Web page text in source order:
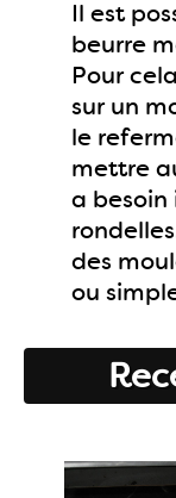
Il est
beurre
Pour
sur un
le
mettre
a besoin
des
ou